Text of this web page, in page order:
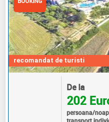
recomandat de turisti
De la
202
persoana/
transport